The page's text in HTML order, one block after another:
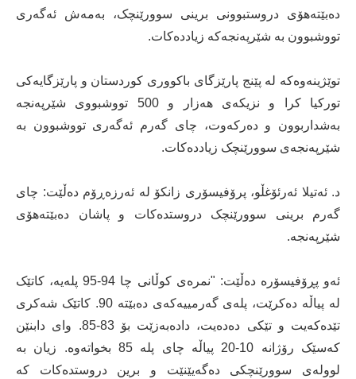
دەبێتەهۆی دروستبوونی برینی سوورێنچک، بەمەش ئەگەری
تووشبوون بە شێرپەنجەکە زیاددەکات.
توێژینەوەکە لە پێنج پارێزگای باکووری کوردستان و پارێزگایەکی
تورکیا کرا و نزیکەی هەزار و 500 تووشبووی شێرپەنجە
بەشداربوون و دەرکەوت، چای گەرم ئەگەری تووشبوون بە
شێرپەنجەی سوورێنچک زیاددەکات.
د. ئەتیلا ئەرئۆغڵو، پرۆفیسۆری زانکۆ لە ئەرزەڕۆم دەڵێت: چای
گەرم برینی سوورێنچک دروستدەکات و پاشان دەبێتەهۆی
شێرپەنجە.
ئەو پڕۆفیسۆرە دەڵێت: "نمرەی کوڵانی چا 94-95 پلەیە، کاتێک
لە پیاڵە دەکرێت، پلەی گەرمییەکەی دەبێتە 90. کاتێک شەکری
تێدەکەیت و تێکی دەدەیت، دادەبەزێت بۆ 83-85. وای دابنێن
کەسێک رۆژانە 10-20 پیاڵە چای پلە 85 بخواتەوە. زیان بە
لوولەی سوورێنچکی دەگەیێنێت و برین دروستدەکات کە